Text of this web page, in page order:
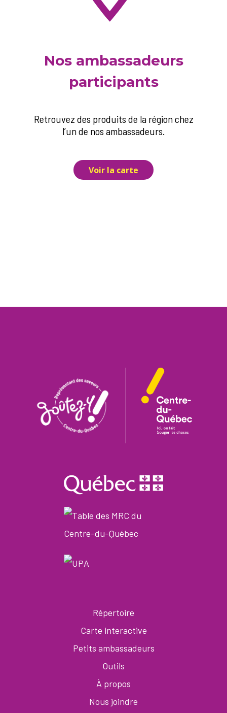
Nos ambassadeurs
participants
Retrouvez des produits de la région chez
l’un de nos ambassadeurs.
Voir la carte
Répertoire
Carte interactive
Petits ambassadeurs
Outils
À propos
Nous joindre